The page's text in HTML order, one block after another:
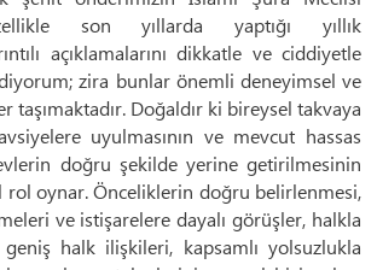
son yıllarda yaptığı yıllık
açıklamalarını dikkatle ve ciddiyetle
zira bunlar önemli deneyimsel ve
taşımaktadır. Doğaldır ki bireysel takvaya
uyulmasının ve mevcut hassas
doğru şekilde yerine getirilmesinin
rol oynar. Önceliklerin doğru belirlenmesi,
ve istişarelere dayalı görüşler, halkla
halk ilişkileri, kapsamlı yolsuzlukla